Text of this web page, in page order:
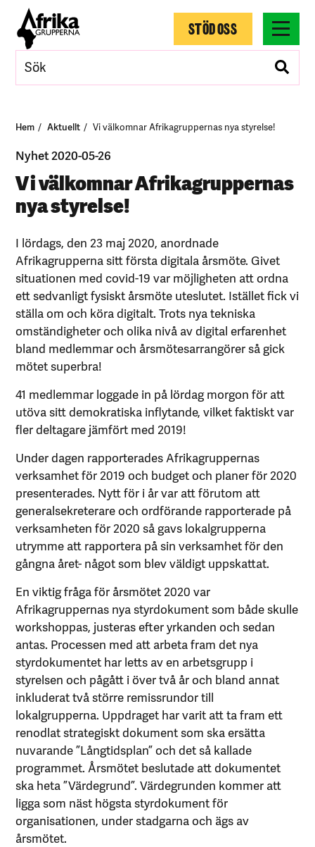
STÖD OSS
Hem Aktuellt Vi välkomnar Afrikagruppernas nya styrelse!
Nyhet 2020-05-26
Vi välkomnar Afrikagruppernas
nya styrelse!
I lördags, den 23 maj 2020, anordnade
Afrikagrupperna sitt första digitala årsmöte. Givet
situationen med covid-19 var möjligheten att ordna
ett sedvanligt fysiskt årsmöte uteslutet. Istället fick vi
ställa om och köra digitalt. Trots nya tekniska
omständigheter och olika nivå av digital erfarenhet
bland medlemmar och årsmötesarrangörer så gick
mötet superbra!
41 medlemmar loggade in på lördag morgon för att
utöva sitt demokratiska inflytande, vilket faktiskt var
fler deltagare jämfört med 2019!
Under dagen rapporterades Afrikagruppernas
verksamhet för 2019 och budget och planer för 2020
presenterades. Nytt för i år var att förutom att
generalsekreterare och ordförande rapporterade på
verksamheten för 2020 så gavs lokalgrupperna
utrymme att rapportera på sin verksamhet för den
gångna året- något som blev väldigt uppskattat.
En viktig fråga för årsmötet 2020 var
Afrikagruppernas nya styrdokument som både skulle
workshoppas, justeras efter yrkanden och sedan
antas. Processen med att arbeta fram det nya
styrdokumentet har letts av en arbetsgrupp i
styrelsen och pågått i över två år och bland annat
inkluderat två större remissrundor till
lokalgrupperna. Uppdraget har varit att ta fram ett
renodlat strategiskt dokument som ska ersätta
nuvarande ”Långtidsplan” och det så kallade
programmet. Årsmötet beslutade att dokumentet
ska heta ”Värdegrund”. Värdegrunden kommer att
ligga som näst högsta styrdokument för
organisationen, under stadgarna och ägs av
årsmötet.